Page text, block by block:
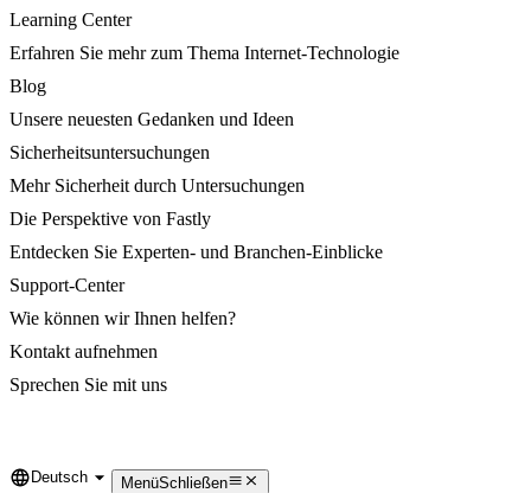
Learning Center
Erfahren Sie mehr zum Thema Internet-Technologie
Blog
Unsere neuesten Gedanken und Ideen
Sicherheitsuntersuchungen
Mehr Sicherheit durch Untersuchungen
Die Perspektive von Fastly
Entdecken Sie Experten- und Branchen-Einblicke
Support-Center
Wie können wir Ihnen helfen?
Kontakt aufnehmen
Sprechen Sie mit uns
Language
Deutsch MenüSchließen